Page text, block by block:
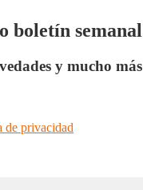
boletín semanal
y mucho más
de privacidad